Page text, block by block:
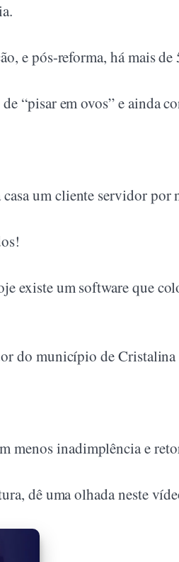
e pós-reforma, há mais de
“pisar em ovos” e ainda
um cliente servidor
existe um software que
do município de Cristalina
menos inadimplência e
dê uma olhada neste